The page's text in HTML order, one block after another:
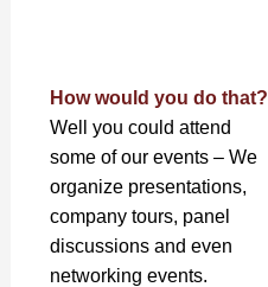
How would you do that?
Well you could attend
some of our events – We
organize presentations,
company tours, panel
discussions and even
networking events.